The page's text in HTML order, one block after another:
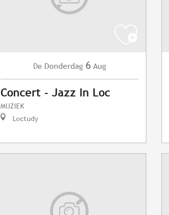
De Donderdag 6 Aug
Concert - Jazz In Loc
MUZIEK
Loctudy